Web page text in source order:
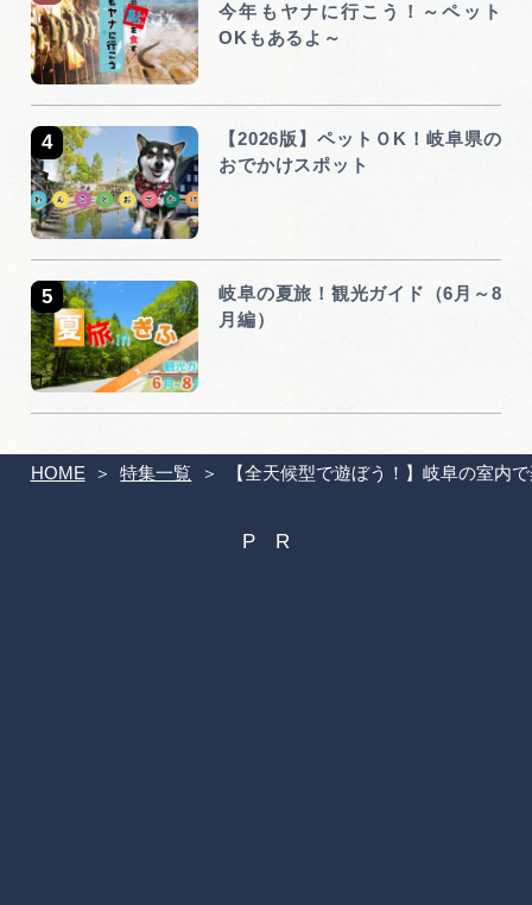
HOME 特集一覧 【全天候型で遊ぼう！】岐阜の室内
今年もヤナに行こう！～ペット
OKもあるよ～
【2026版】ペットＯK！岐阜県の
おでかけスポット
岐阜の夏旅！観光ガイド（6月～8
月編）